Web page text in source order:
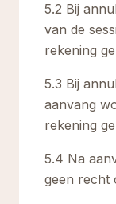
5.2 Bij
van de
rekening
5.3 Bij
aanvang
rekening
5.4 Na
geen recht